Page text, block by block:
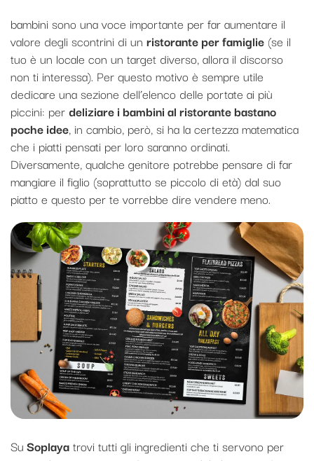
bambini sono una voce importante per far aumentare il
valore degli scontrini di un ristorante per famiglie (se il
tuo è un locale con un target diverso, allora il discorso
non ti interessa). Per questo motivo è sempre utile
dedicare una sezione dell’elenco delle portate ai più
piccini: perdeliziare i bambini al ristorante bastano
poche idee, in cambio, però, si ha la certezza matematica
che i piatti pensati per loro saranno ordinati.
Diversamente, qualche genitore potrebbe pensare di far
mangiare il figlio (soprattutto se piccolo di età) dal suo
piatto e questo per te vorrebbe dire vendere meno.
SuSoplayatrovi tutti gli ingredienti che ti servono per